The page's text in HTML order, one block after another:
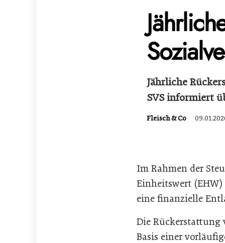
Jährliche
SVS informiert
Fleisch & Co
Im Rahmen der
Einheitswert
eine finanzielle
Die Rückerstattung
Basis einer